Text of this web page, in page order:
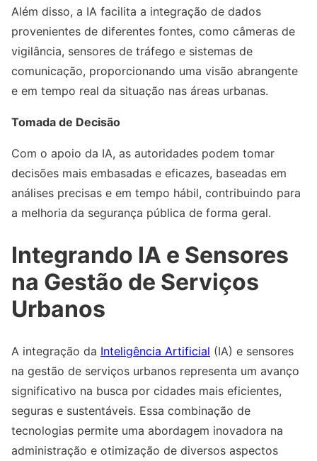
Além disso, a IA facilita a integração de dados
provenientes de diferentes fontes, como câmeras de
vigilância, sensores de tráfego e sistemas de
comunicação, proporcionando uma visão abrangente
e em tempo real da situação nas áreas urbanas.
Tomada de Decisão
Com o apoio da IA, as autoridades podem tomar
decisões mais embasadas e eficazes, baseadas em
análises precisas e em tempo hábil, contribuindo para
a melhoria da segurança pública de forma geral.
Integrando IA e Sensores
na Gestão de Serviços
Urbanos
A integração da Inteligência Artificial (IA) e sensores
na gestão de serviços urbanos representa um avanço
significativo na busca por cidades mais eficientes,
seguras e sustentáveis. Essa combinação de
tecnologias permite uma abordagem inovadora na
administração e otimização de diversos aspectos